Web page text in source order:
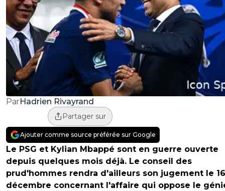
ParHadrien Rivayrand
Partager sur
Ajouter comme source préférée sur Google
Le PSG et Kylian Mbappé sont en guerre ouverte
depuis quelques mois déjà. Le conseil des
prud'hommes rendra d'ailleurs son jugement le 16
décembre concernant l'affaire qui oppose le